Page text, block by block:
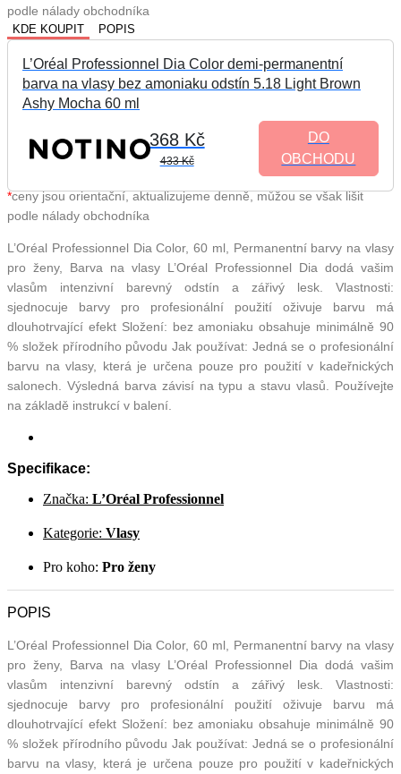
podle nálady obchodníka
KDE KOUPIT POPIS
L’Oréal Professionnel Dia Color demi-permanentní
barva na vlasy bez amoniaku odstín 5.18 Light Brown
Ashy Mocha 60 ml
368 Kč
433 Kč
DO
OBCHODU
*ceny jsou orientační, aktualizujeme denně, můžou se však lišit
podle nálady obchodníka
L’Oréal Professionnel Dia Color, 60 ml, Permanentní barvy na vlasy
pro ženy, Barva na vlasy L’Oréal Professionnel Dia dodá vašim
vlasům intenzivní barevný odstín a zářivý lesk. Vlastnosti:
sjednocuje barvy pro profesionální použití oživuje barvu má
dlouhotrvající efekt Složení: bez amoniaku obsahuje minimálně 90
% složek přírodního původu Jak používat: Jedná se o profesionální
barvu na vlasy, která je určena pouze pro použití v kadeřnických
salonech. Výsledná barva závisí na typu a stavu vlasů. Používejte
na základě instrukcí v balení.
Specifikace:
Značka: L’Oréal Professionnel
Kategorie: Vlasy
Pro koho: Pro ženy
POPIS
L’Oréal Professionnel Dia Color, 60 ml, Permanentní barvy na vlasy
pro ženy, Barva na vlasy L’Oréal Professionnel Dia dodá vašim
vlasům intenzivní barevný odstín a zářivý lesk. Vlastnosti:
sjednocuje barvy pro profesionální použití oživuje barvu má
dlouhotrvající efekt Složení: bez amoniaku obsahuje minimálně 90
% složek přírodního původu Jak používat: Jedná se o profesionální
barvu na vlasy, která je určena pouze pro použití v kadeřnických